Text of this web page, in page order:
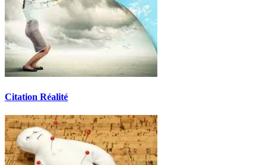
Citation Réalité